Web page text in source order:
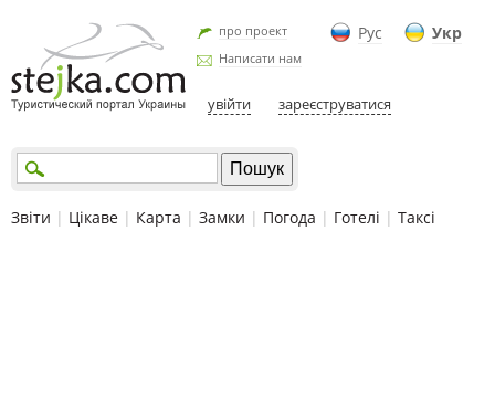
Рус Укр
про проект
Написати нам
увійти зареєструватися
Звіти | Цікаве | Карта | Замки | Погода | Готелі | Таксі